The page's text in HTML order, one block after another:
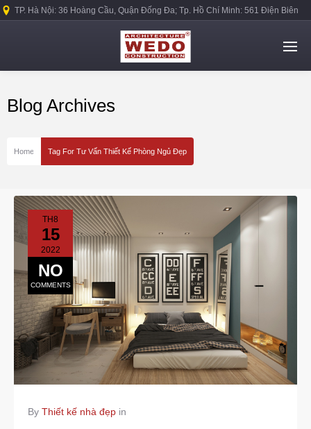
TP. Hà Nội: 36 Hoàng Cầu, Quận Đống Đa; Tp. Hồ Chí Minh: 561 Điện Biên
Blog Archives
Home Tag For Tư Vấn Thiết Kế Phòng Ngủ Đẹp
TH8
15
2022
NO
COMMENTS
By Thiết kế nhà đẹp in